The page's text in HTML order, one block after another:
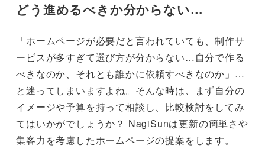
どう進めるべきか分からない…
「ホームページが必要だと言われていても、制作サ
ービスが多すぎて選び方が分からない…自分で作る
べきなのか、それとも誰かに依頼すべきなのか」…
と迷ってしまいますよね。そんな時は、まず自分の
イメージや予算を持って相談し、比較検討をしてみ
てはいかがでしょうか？ NagiSunは更新の簡単さや
集客力を考慮したホームページの提案をします。